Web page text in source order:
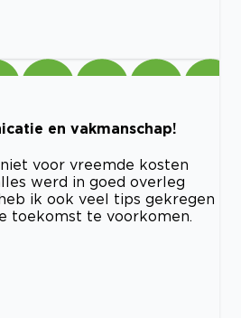
en vakmanschap!
voor vreemde kosten
werd in goed overleg
ik ook veel tips gekregen
toekomst te voorkomen.